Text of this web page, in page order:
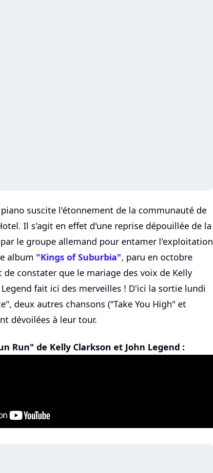
suscite l'étonnement de la communauté de
Il s'agit en effet d'une reprise dépouillée de la
le groupe allemand pour entamer l'exploitation
album "Kings of Suburbia", paru en octobre
de constater que le mariage des voix de Kelly
Legend fait ici des merveilles ! D'ici la sortie lundi
deux autres chansons ("Take You High" et
dévoilées à leur tour.
Run" de Kelly Clarkson et John Legend :